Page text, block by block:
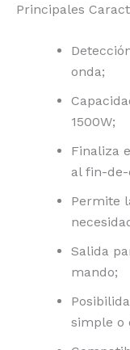
Principales
onda;
1500W;
Finaliza
al fin-
Permite
Salida
mando;
simple o